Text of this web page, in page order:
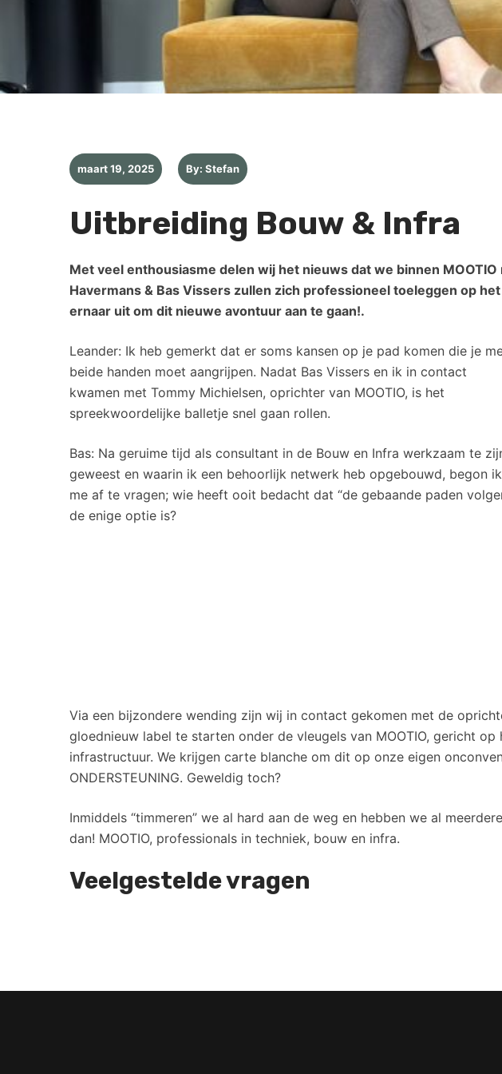
maart 19, 2025 By: Stefan
Uitbreiding Bouw & Infra
Met veel enthousiasme delen wij het nieuws dat we binnen
Havermans & Bas Vissers zullen zich professioneel toeleggen op
ernaar uit om dit nieuwe avontuur aan te gaan!.
Leander: Ik heb gemerkt dat er soms kansen op je pad komen die je
beide handen moet aangrijpen. Nadat Bas Vissers en ik in contact
kwamen met Tommy Michielsen, oprichter van MOOTIO, is het
spreekwoordelijke balletje snel gaan rollen.
Bas: Na geruime tijd als consultant in de Bouw en Infra werkzaam te
geweest en waarin ik een behoorlijk netwerk heb opgebouwd, begon ik
me af te vragen; wie heeft ooit bedacht dat “de gebaande paden
de enige optie is?
Via een bijzondere wending zijn wij in contact gekomen met de
gloednieuw label te starten onder de vleugels van MOOTIO, gericht
infrastructuur. We krijgen carte blanche om dit op onze eigen
ONDERSTEUNING. Geweldig toch?
Inmiddels “timmeren” we al hard aan de weg en hebben we al
dan! MOOTIO, professionals in techniek, bouw en infra.
Veelgestelde vragen